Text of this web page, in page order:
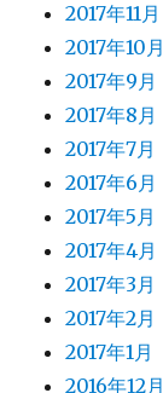
2017年11月
2017年10月
2017年9月
2017年8月
2017年7月
2017年6月
2017年5月
2017年4月
2017年3月
2017年2月
2017年1月
2016年12月